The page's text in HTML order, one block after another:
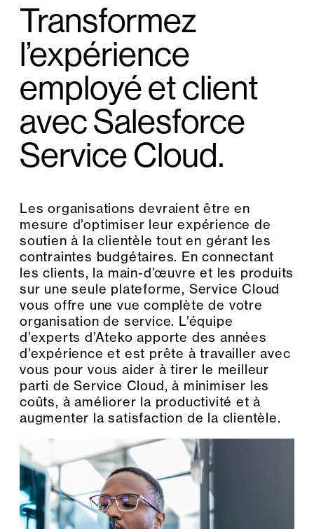
Transformez
l’expérience
employé et client
avec Salesforce
Service Cloud.
Les organisations devraient être en
mesure d’optimiser leur expérience de
soutien à la clientèle tout en gérant les
contraintes budgétaires. En connectant
les clients, la main-d’œuvre et les produits
sur une seule plateforme, Service Cloud
vous offre une vue complète de votre
organisation de service. L’équipe
d’experts d’Ateko apporte des années
d’expérience et est prête à travailler avec
vous pour vous aider à tirer le meilleur
parti de Service Cloud, à minimiser les
coûts, à améliorer la productivité et à
augmenter la satisfaction de la clientèle.